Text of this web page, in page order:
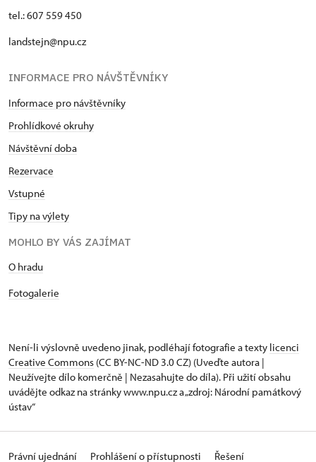
tel.: 607 559 450
landstejn@npu.cz
INFORMACE PRO NÁVŠTĚVNÍKY
Informace pro návštěvníky
Prohlídkové okruhy
Návštěvní doba
Rezervace
Vstupné
Tipy na výlety
MOHLO BY VÁS ZAJÍMAT
O hradu
Fotogalerie
Není-li výslovně uvedeno jinak, podléhají fotografie a texty licenci
Creative Commons (CC BY-NC-ND 3.0 CZ) (Uveďte autora |
Neužívejte dílo komerčně | Nezasahujte do díla). Při užití obsahu
uvádějte odkaz na stránky www.npu.cz a „zdroj: Národní památkový
ústav“
Právní ujednání Prohlášení o přístupnosti Řešení